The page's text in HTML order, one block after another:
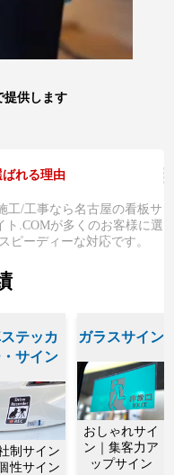
提供します
れる理由
工/工事なら名古屋の看板サ
.COMが多くのお客様に選
ピーディーな対応です。
テッカ
サイン
制サイン
性サイン
ガラスサイン
おしゃれサイ
ン｜集客力ア
ップサイン